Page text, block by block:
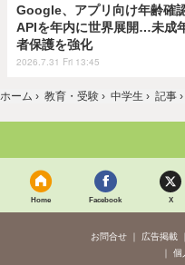
Google、アプリ向け年齢確
APIを年内に世界展開…未成
者保護を強化
2026.7.31 Fri 13:45
ホーム › 教育・受験 › 中学生 › 記事 ›
Home Facebook X
お問合せ 広告掲載
個